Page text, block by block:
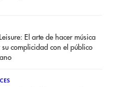
El arte de hacer música
complicidad con el público